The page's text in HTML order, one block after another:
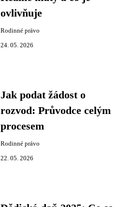
ovlivňuje
Rodinné právo
24. 05. 2026
Jak podat žádost o
rozvod: Průvodce celým
procesem
Rodinné právo
22. 05. 2026